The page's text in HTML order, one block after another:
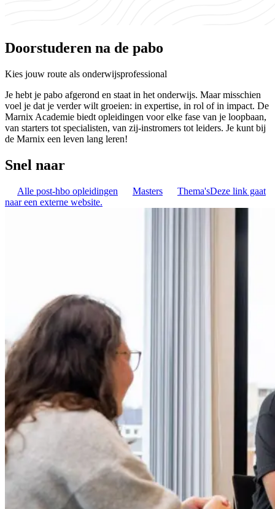
Doorstuderen na de pabo
Kies jouw route als onderwijsprofessional
Je hebt je pabo afgerond en staat in het onderwijs. Maar misschien
voel je dat je verder wilt groeien: in expertise, in rol of in impact. De
Marnix Academie biedt opleidingen voor elke fase van je loopbaan,
van starters tot specialisten, van zij-instromers tot leiders. Je kunt bij
de Marnix een leven lang leren!
Snel naar
Alle post-hbo opleidingen Masters Thema'sDeze link gaat
naar een externe website.